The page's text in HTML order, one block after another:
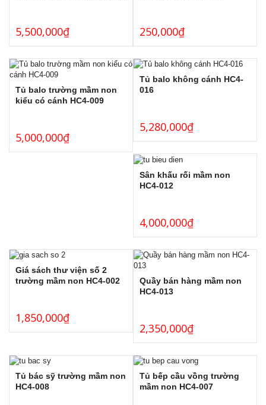
5,500,000₫ 250,000₫
Tủ balo trường mầm non
kiểu có cánh HC4-009
5,000,000₫
Tủ balo không cánh HC4-
016
5,280,000₫
Sân khấu rối mầm non
HC4-012
4,000,000₫
Giá sách thư viện số 2
trường mầm non HC4-002
1,850,000₫
Quầy bán hàng mầm non
HC4-013
2,350,000₫
Tủ bác sỹ trường mầm non
HC4-008
Tủ bếp cầu vồng trường
mầm non HC4-007